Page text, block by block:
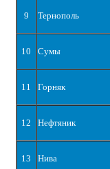
9 Тернополь
10 Сумы
11 Горняк
12 Нефтяник
13 Нива